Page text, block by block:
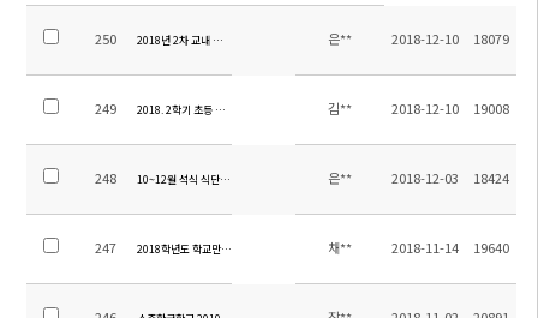
250 2018년 2차 교내 수질 검사 보고서 은** 2018-12-10 18079
249 2018. 2학기 초등 방과후학교 만족도 조사결과김** 2018-12-10 19008
248 10~12월 석식 식단 알림 은** 2018-12-03 18424
247 2018학년도 학교만족도조사 결과보고서-학교전반-
채** 2018-11-14 19640